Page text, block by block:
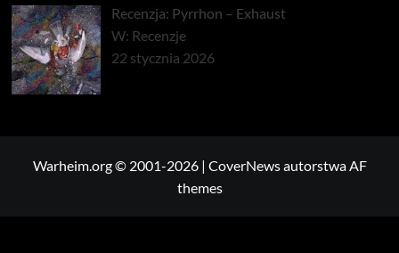
Recenzja: Pyrrhon – Exhaust
W: Recenzje
22 stycznia 2026
Warheim.org © 2001-2026 | CoverNewsautorstwa AF
themes